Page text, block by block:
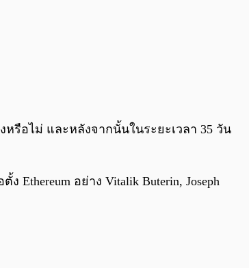
รือไม่ และหลังจากนั้นในระยะเวลา 35 วัน
อย่าง Vitalik Buterin, Joseph